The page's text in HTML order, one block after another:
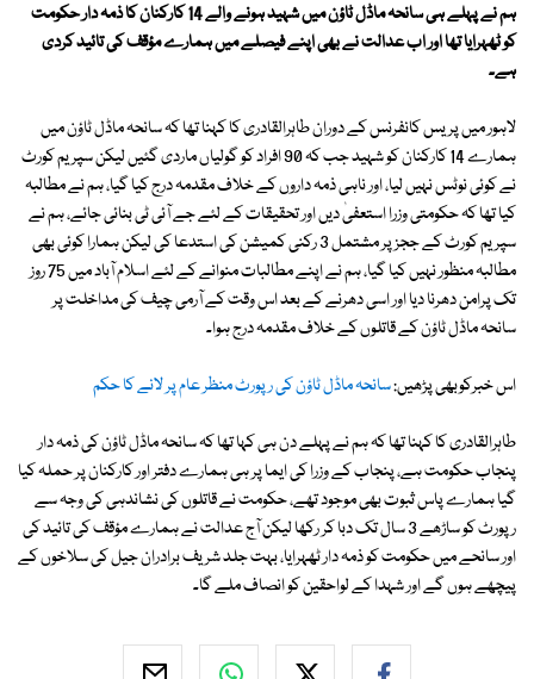
ہم نے پہلے ہی سانحہ ماڈل ٹاؤن میں شہید ہونے والے 14 کارکنان کا ذمہ دار حکومت
کو ٹھہرایا تھا اور اب عدالت نے بھی اپنے فیصلے میں ہمارے مؤقف کی تائید کردی
ہے۔
لاہور میں پریس کانفرنس کے دوران طاہرالقادری کا کہنا تھا کہ سانحہ ماڈل ٹاؤن میں
ہمارے 14 کارکنان کو شہید جب کہ 90 افراد کو گولیاں ماردی گئیں لیکن سپریم کورٹ
نے کوئی نوٹس نہیں لیا، اور ناہی ذمہ داروں کے خلاف مقدمہ درج کیا گیا، ہم نے مطالبہ
کیا تھا کہ حکومتی وزرا استعفیٰ دیں اور تحقیقات کے لئے جے آئی ٹی بنائی جائے، ہم نے
سپریم کورٹ کے ججز پر مشتمل 3 رکنی کمیشن کی استدعا کی لیکن ہمارا کوئی بھی
مطالبہ منظور نہیں کیا گیا، ہم نے اپنے مطالبات منوانے کے لئے اسلام آباد میں 75 روز
تک پرامن دھرنا دیا اور اسی دھرنے کے بعد اس وقت کے آرمی چیف کی مداخلت پر
سانحہ ماڈل ٹاؤن کے قاتلوں کے خلاف مقدمہ درج ہوا۔
اس خبرکوبھی پڑھیں:سانحہ ماڈل ٹاؤن کی رپورٹ منظر عام پر لانے کا حکم
طاہرالقادری کا کہنا تھا کہ ہم نے پہلے دن ہی کہا تھا کہ سانحہ ماڈل ٹاؤن کی ذمہ دار
پنجاب حکومت ہے، پنجاب کے وزرا کی ایما پر ہی ہمارے دفتر اور کارکنان پر حملہ کیا
گیا ہمارے پاس ثبوت بھی موجود تھے، حکومت نے قاتلوں کی نشاندہی کی وجہ سے
رپورٹ کو ساڑھے 3 سال تک دبا کر رکھا لیکن آج عدالت نے ہمارے مؤقف کی تائید کی
اور سانحے میں حکومت کو ذمہ دار ٹھہرایا، بہت جلد شریف برادران جیل کی سلاخوں کے
پیچھے ہوں گے اور شہدا کے لواحقین کو انصاف ملے گا۔